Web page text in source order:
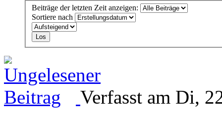
Beiträge der letzten Zeit anzeigen:
Sortiere nach
Verfasst am Di,